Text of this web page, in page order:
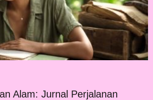
Alam: Jurnal Perjalanan